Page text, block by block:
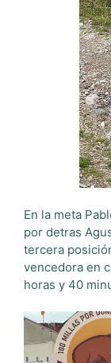
En la meta
por detras
tercera
vencedora en
horas y 40